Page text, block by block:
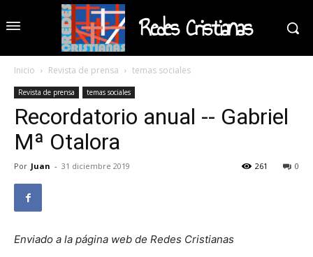
Redes Cristianas
Inicio Revista de prensa temas sociales
Revista de prensa temas sociales
Recordatorio anual -- Gabriel
Mª Otalora
Por Juan - 31 diciembre 2019 0
261
Enviado a la página web de Redes Cristianas